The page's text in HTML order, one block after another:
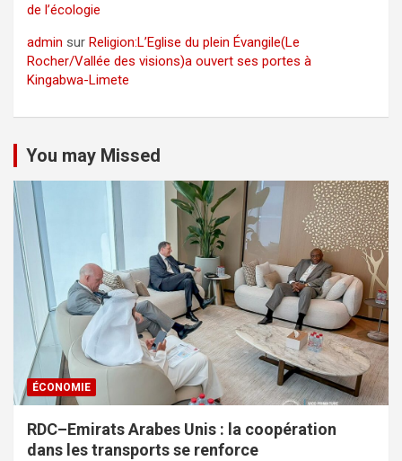
de l’écologie
admin sur Religion:L’Eglise du plein Évangile(Le
Rocher/Vallée des visions)a ouvert ses portes à
Kingabwa-Limete
You may Missed
ÉCONOMIE
RDC–Emirats Arabes Unis : la coopération
dans les transports se renforce